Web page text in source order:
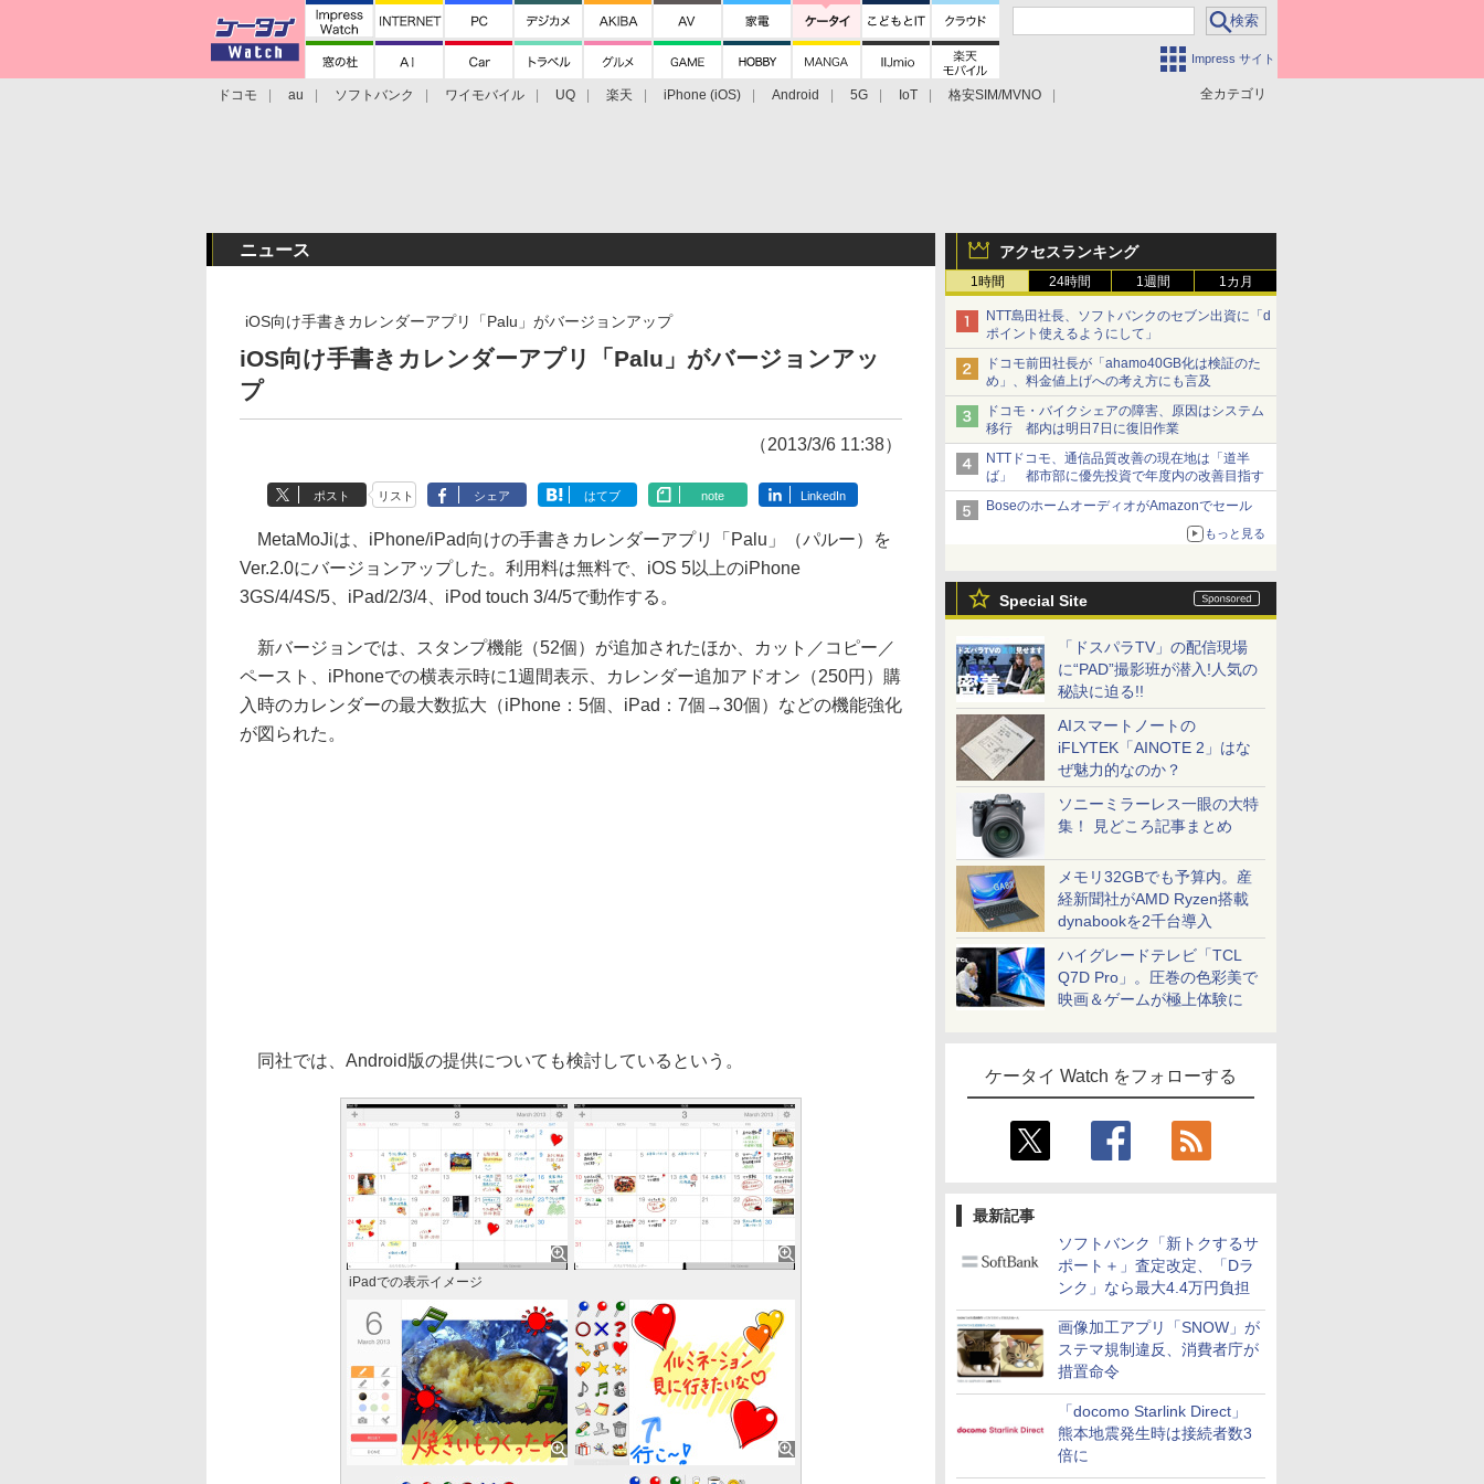
Impress サイト
全カテゴリ
ドコモ au ソフトバンク ワイモバイル UQ 楽天 iPhone (iOS) Android 5G IoT
格安SIM/MVNO
アクセスランキング
1時間 24時間 1週間 1カ月
NTT島田社長、ソフトバンクのセブン出資に「d
ポイント使えるようにして」
ドコモ前田社長が「ahamo40GB化は検証のた
め」、料金値上げへの考え方にも言及
ドコモ・バイクシェアの障害、原因はシステム
移行 都内は明日7日に復旧作業
NTTドコモ、通信品質改善の現在地は「道半
ば」 都市部に優先投資で年度内の改善目指す
BoseのホームオーディオがAmazonでセール
もっと見る
Special Site
「ドスパラTV」の配信現場
に“PAD”撮影班が潜入!人気の
秘訣に迫る!!
AIスマートノートの
iFLYTEK「AINOTE 2」はな
ぜ魅力的なのか？
ソニーミラーレス一眼の大特
集！ 見どころ記事まとめ
メモリ32GBでも予算内。産
経新聞社がAMD Ryzen搭載
dynabookを2千台導入
ハイグレードテレビ「TCL
Q7D Pro」。圧巻の色彩美で
映画＆ゲームが極上体験に
ケータイ Watch をフォローする
最新記事
ソフトバンク「新トクするサ
ポート＋」査定改定、「Dラ
ンク」なら最大4.4万円負担
画像加工アプリ「SNOW」が
ステマ規制違反、消費者庁が
措置命令
「docomo Starlink Direct」
熊本地震発生時は接続者数3
倍に
ニュース
iOS向け手書きカレンダーアプリ「Palu」がバージョンアップ
iOS向け手書きカレンダーアプリ「Palu」がバージョンアッ
プ
（2013/3/6 11:38）
ポスト リスト シェア はてブ note LinkedIn
MetaMoJiは、iPhone/iPad向けの手書きカレンダーアプリ「Palu」（パルー）を
Ver.2.0にバージョンアップした。利用料は無料で、iOS 5以上のiPhone
3GS/4/4S/5、iPad/2/3/4、iPod touch 3/4/5で動作する。
新バージョンでは、スタンプ機能（52個）が追加されたほか、カット／コピー／
ペースト、iPhoneでの横表示時に1週間表示、カレンダー追加アドオン（250円）購
入時のカレンダーの最大数拡大（iPhone：5個、iPad：7個→30個）などの機能強化
が図られた。
同社では、Android版の提供についても検討しているという。
iPadでの表示イメージ